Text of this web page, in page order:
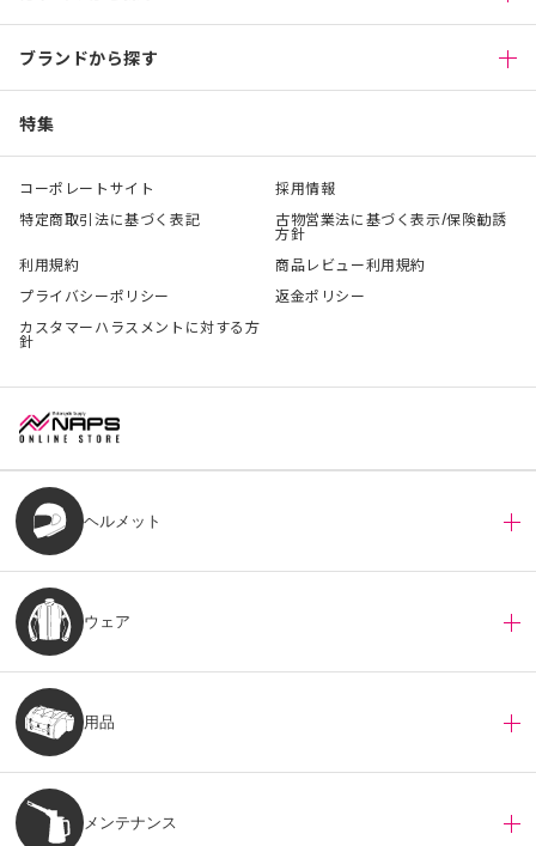
ブランドから探す
特集
コーポレートサイト
採用情報
特定商取引法に基づく表記
古物営業法に基づく表示/保険勧誘
方針
利用規約
商品レビュー利用規約
プライバシーポリシー
返金ポリシー
カスタマーハラスメントに対する方
針
ヘルメット
ウェア
用品
メンテナンス